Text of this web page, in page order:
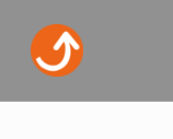
contenido